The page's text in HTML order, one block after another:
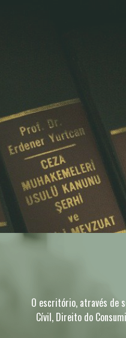
O escritório, através de
Cívil, Direito do